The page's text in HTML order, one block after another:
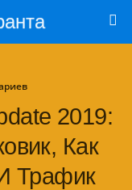
2019:
Как
Трафик